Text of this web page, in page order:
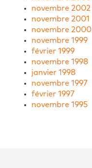
novembre 2002
novembre 2001
novembre 2000
novembre 1999
février 1999
novembre 1998
janvier 1998
novembre 1997
février 1997
novembre 1995